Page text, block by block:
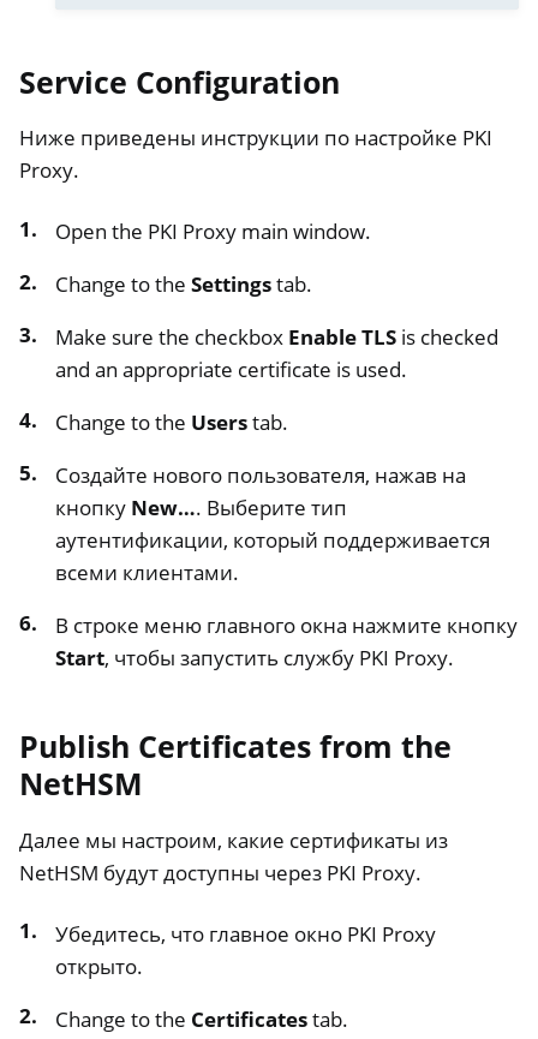
Service Configuration
Ниже приведены инструкции по настройке PKI
Proxy.
Open the PKI Proxy main window.
Change to the Settingstab.
Make sure the checkbox Enable TLS is checked
and an appropriate certificate is used.
Change to the Userstab.
Создайте нового пользователя, нажав на
кнопку New…. Выберите тип
аутентификации, который поддерживается
всеми клиентами.
В строке меню главного окна нажмите кнопку
Start, чтобы запустить службу PKI Proxy.
Publish Certificates from the
NetHSM
Далее мы настроим, какие сертификаты из
NetHSM будут доступны через PKI Proxy.
Убедитесь, что главное окно PKI Proxy
открыто.
Change to the Certificatestab.